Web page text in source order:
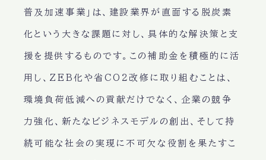
普及加速事業」は、建設業界が直面する脱炭素
化という大きな課題に対し、具体的な解決策と支
援を提供するものです。この補助金を積極的に活
用し、ZEB化や省CO2改修に取り組むことは、
環境負荷低減への貢献だけでなく、企業の競争
力強化、新たなビジネスモデルの創出、そして持
続可能な社会の実現に不可欠な役割を果たすこ